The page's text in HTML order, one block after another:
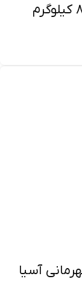
۳ مدال نقره کژال در دسته ۸۷ کیلوگرم
آسیا